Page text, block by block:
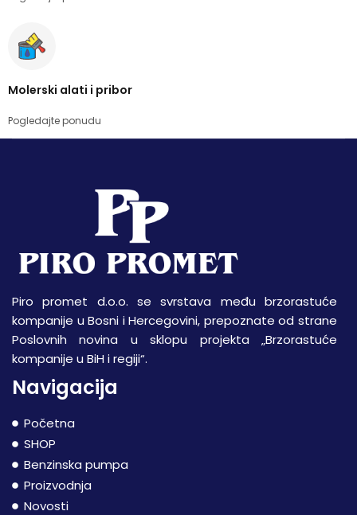
Molerski alati i pribor
Pogledajte ponudu
Piro promet d.o.o. se svrstava među brzorastuće
kompanije u Bosni i Hercegovini, prepoznate od strane
Poslovnih novina u sklopu projekta „Brzorastuće
kompanije u BiH i regiji“.
Navigacija
Početna
SHOP
Benzinska pumpa
Proizvodnja
Novosti